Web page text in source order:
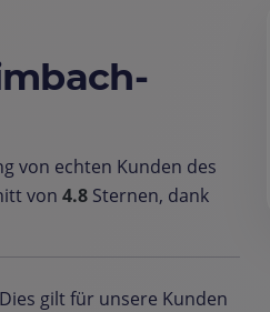
von echten Kunden des
von 4.8 Sternen, dank
gilt für unsere Kunden